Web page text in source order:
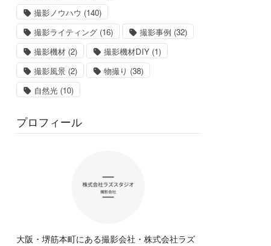
撮影ノウハウ (140)
撮影ライティング (16) 撮影事例 (32)
撮影機材 (2) 撮影機材DIY (1)
撮影風景 (2) 物撮り (38)
自然光 (10)
プロフィール
大阪・堺筋本町にある撮影会社・株式会社ラズ